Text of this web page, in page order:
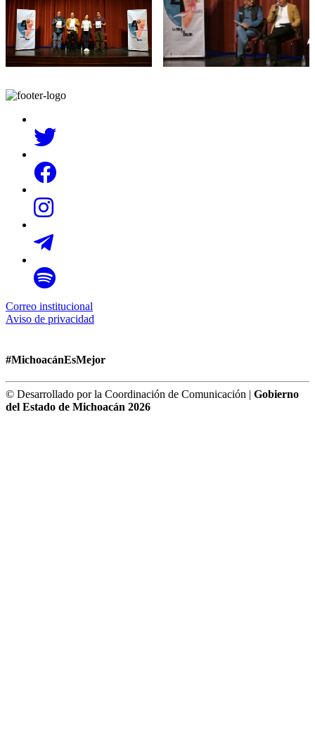
Correo institucional
Aviso de privacidad
#MichoacánEsMejor
© Desarrollado por la Coordinación de Comunicación | Gobierno
del Estado de Michoacán 2026